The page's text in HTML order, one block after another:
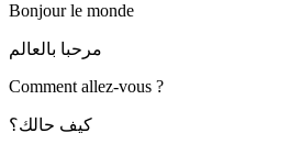
Bonjour le monde
مرحبا بالعالم
Comment allez-vous ?
كيف حالك؟